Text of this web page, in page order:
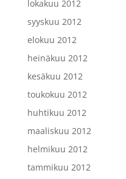
lokakuu 2012
syyskuu 2012
elokuu 2012
heinäkuu 2012
kesäkuu 2012
toukokuu 2012
huhtikuu 2012
maaliskuu 2012
helmikuu 2012
tammikuu 2012